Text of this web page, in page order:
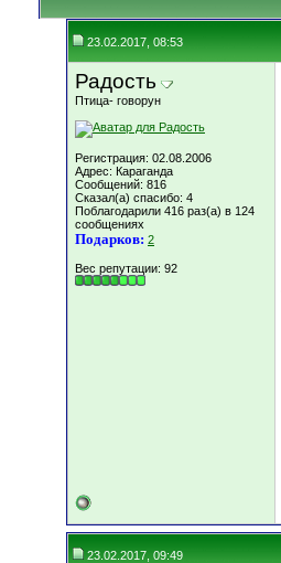
23.02.2017, 08:53
Радость
Птица- говорун
Регистрация: 02.08.2006
Адрес: Караганда
Сообщений: 816
Сказал(а) спасибо: 4
Поблагодарили 416 раз(а) в 124
сообщениях
Подарков: 2
Вес репутации: 92
23.02.2017, 09:49